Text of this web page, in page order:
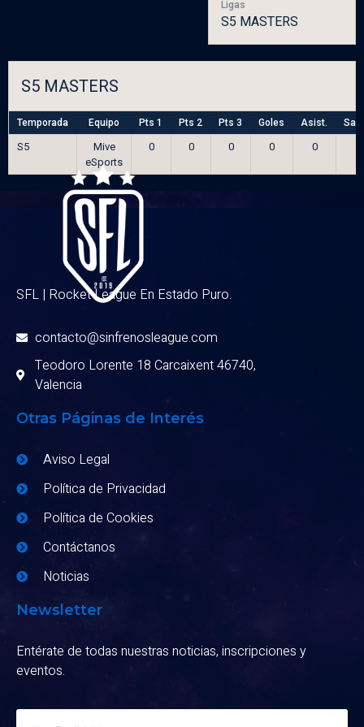
Ligas
S5 MASTERS
S5 MASTERS
Temporada Equipo Pts 1 Pts 2 Pts 3 Goles Asist.
S5
Mive
eSports
0 0 0 0 0
SFL | Rocket League En Estado Puro.
contacto@sinfrenosleague.com
Teodoro Lorente 18 Carcaixent 46740,
Valencia
Otras Páginas de Interés
Aviso Legal
Política de Privacidad
Política de Cookies
Contáctanos
Noticias
Newsletter
Entérate de todas nuestras noticias, inscripciones y
eventos.